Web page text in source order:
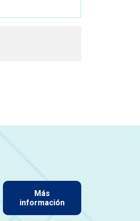
Más
información